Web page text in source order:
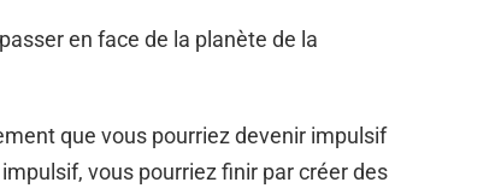
en face de la planète de la
que vous pourriez devenir impulsif
vous pourriez finir par créer des